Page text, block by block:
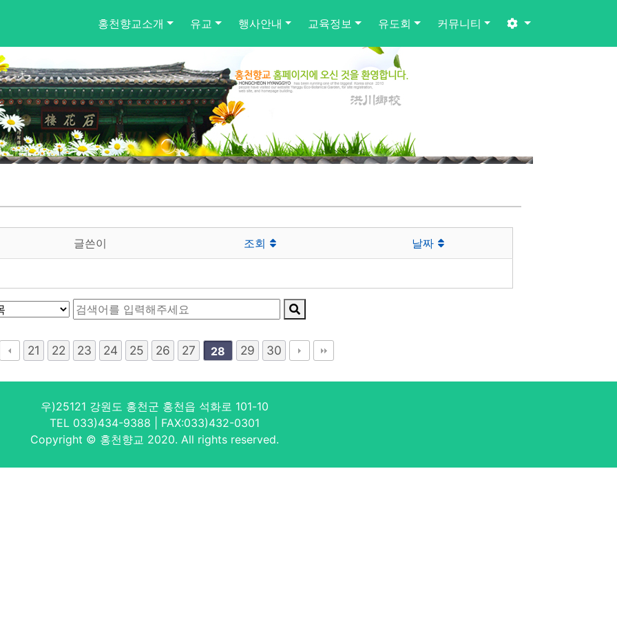
홍천향교소개 유교 행사안내 교육정보 유도회 커뮤니티
글쓴이 조회 날짜
21 22 23 24 25 26 27 28 29 30
우)25121 강원도 홍천군 홍천읍 석화로 101-10
TEL 033)434-9388 | FAX:033)432-0301
Copyright © 홍천향교 2020. All rights reserved.